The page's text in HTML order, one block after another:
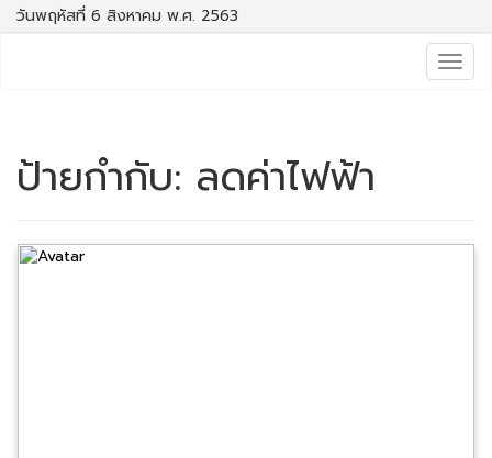
วันพฤหัสที่ 6 สิงหาคม พ.ศ. 2563
ป้ายกำกับ: ลดค่าไฟฟ้า